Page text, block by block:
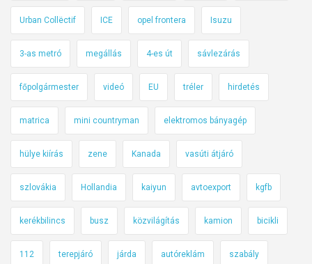
r
e
Urban Collëctif ICE opel frontera Isuzu
3-as metró megállás 4-es út sávlezárás
főpolgármester videó EU tréler hirdetés
matrica mini countryman elektromos bányagép
hülye kiírás zene Kanada vasúti átjáró
szlovákia Hollandia kaiyun avtoexport kgfb
kerékbilincs busz közvilágítás kamion bicikli
112 terepjáró járda autóreklám szabály